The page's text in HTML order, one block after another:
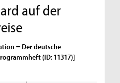
auf der
= Der deutsche
(ID: 11317)]